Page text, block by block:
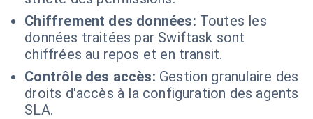
Chiffrement des données: Toutes les
données traitées par Swiftask sont
chiffrées au repos et en transit.
Contrôle des accès: Gestion granulaire des
droits d'accès à la configuration des agents
SLA.